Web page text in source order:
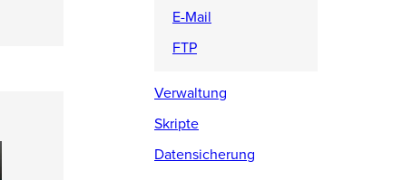
E-Mail
FTP
Verwaltung
Skripte
Datensicherung